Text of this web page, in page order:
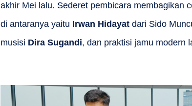
akhir Mei lalu. Sederet pembicara membagikan
di antaranya yaitu Irwan Hidayat dari Sido
musisi Dira Sugandi, dan praktisi jamu modern